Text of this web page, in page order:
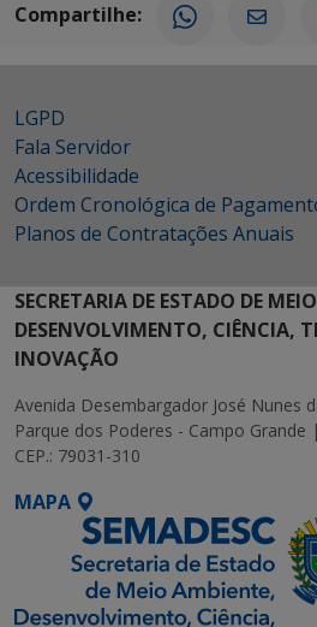
Compartilhe:
LGPD
Fala Servidor
Acessibilidade
Ordem Cronológica de
Planos de Contratações Anuais
SECRETARIA DE ESTADO DE
DESENVOLVIMENTO, CIÊNCIA,
INOVAÇÃO
Avenida Desembargador José Nunes
Parque dos Poderes - Campo Grande
CEP.: 79031-310
MAPA